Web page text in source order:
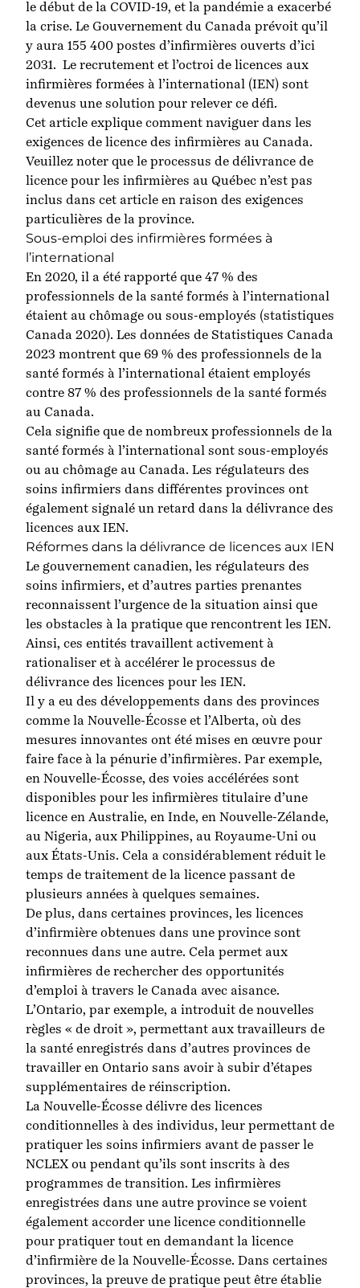
le début de la COVID-19, et la pandémie a exacerbé
la crise. Le Gouvernement du Canada prévoit qu’il
y aura 155 400 postes d’infirmières ouverts d’ici
2031. Le recrutement et l’octroi de licences aux
infirmières formées à l’international (IEN) sont
devenus une solution pour relever ce défi.
Cet article explique comment naviguer dans les
exigences de licence des infirmières au Canada.
Veuillez noter que le processus de délivrance de
licence pour les infirmières au Québec n’est pas
inclus dans cet article en raison des exigences
particulières de la province.
Sous-emploi des infirmières formées à
l’international
En 2020, il a été rapporté que 47 % des
professionnels de la santé formés à l’international
étaient au chômage ou sous-employés (statistiques
Canada 2020). Les données de Statistiques Canada
2023 montrent que 69 % des professionnels de la
santé formés à l’international étaient employés
contre 87 % des professionnels de la santé formés
au Canada.
Cela signifie que de nombreux professionnels de la
santé formés à l’international sont sous-employés
ou au chômage au Canada. Les régulateurs des
soins infirmiers dans différentes provinces ont
également signalé un retard dans la délivrance des
licences aux IEN.
Réformes dans la délivrance de licences aux IEN
Le gouvernement canadien, les régulateurs des
soins infirmiers, et d’autres parties prenantes
reconnaissent l’urgence de la situation ainsi que
les obstacles à la pratique que rencontrent les IEN.
Ainsi, ces entités travaillent activement à
rationaliser et à accélérer le processus de
délivrance des licences pour les IEN.
Il y a eu des développements dans des provinces
comme la Nouvelle-Écosse et l’Alberta, où des
mesures innovantes ont été mises en œuvre pour
faire face à la pénurie d’infirmières. Par exemple,
en Nouvelle-Écosse, des voies accélérées sont
disponibles pour les infirmières titulaire d’une
licence en Australie, en Inde, en Nouvelle-Zélande,
au Nigeria, aux Philippines, au Royaume-Uni ou
aux États-Unis. Cela a considérablement réduit le
temps de traitement de la licence passant de
plusieurs années à quelques semaines.
De plus, dans certaines provinces, les licences
d’infirmière obtenues dans une province sont
reconnues dans une autre. Cela permet aux
infirmières de rechercher des opportunités
d’emploi à travers le Canada avec aisance.
L’Ontario, par exemple, a introduit de nouvelles
règles « de droit », permettant aux travailleurs de
la santé enregistrés dans d’autres provinces de
travailler en Ontario sans avoir à subir d’étapes
supplémentaires de réinscription.
La Nouvelle-Écosse délivre des licences
conditionnelles à des individus, leur permettant de
pratiquer les soins infirmiers avant de passer le
NCLEX ou pendant qu’ils sont inscrits à des
programmes de transition. Les infirmières
enregistrées dans une autre province se voient
également accorder une licence conditionnelle
pour pratiquer tout en demandant la licence
d’infirmière de la Nouvelle-Écosse. Dans certaines
provinces, la preuve de pratique peut être établie